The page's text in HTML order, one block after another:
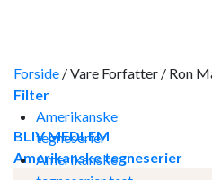
BLIV MEDLEM
Amerikanske tegneserier
Forside /Vare Forfatter / Ron
Filter
Amerikanske
tegneserier
Amerikanske